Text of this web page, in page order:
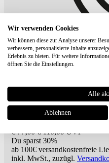
Maloja MAXM.
€ 77,00 € 110,00 UVP **
Du sparst 30%
ab 100€ versandkostenfreie
inkl. MwSt., zuzügl.
Wir verwenden Cookies
Wir können diese zur Analyse unserer
verbessern, personalisierte Inhalte
Erlebnis zu bieten. Für weitere
öffnen Sie die Einstellungen.
Alle
Ablehnen